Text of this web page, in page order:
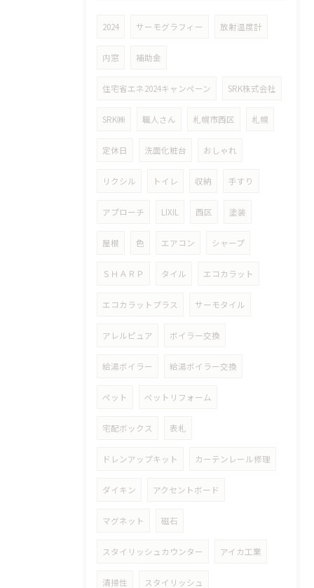
2024 サーモグラフィー 放射温度計
内窓 補助金
住宅省エネ2024キャンペーン SRK株式会社
SRK㈱ 職人さん 札幌市西区 札幌
定休日 洗面化粧台 おしゃれ
リクシル トイレ 収納 手すり
アプローチ LIXIL 西区 塗装
屋根 色 エアコン シャープ
ＳＨＡＲＰ タイル エコカラット
エコカラットプラス サーモタイル
アレルピュア ボイラー交換
給湯ボイラー 給湯ボイラー交換
ペット ペットリフォーム
宅配ボックス 表札
ドレンアップキット カーテンレール修理
ダイキン アクセントボード
マグネット 磁石
スタイリッシュカウンター アイカ工業
清掃性 スタイリッシュ